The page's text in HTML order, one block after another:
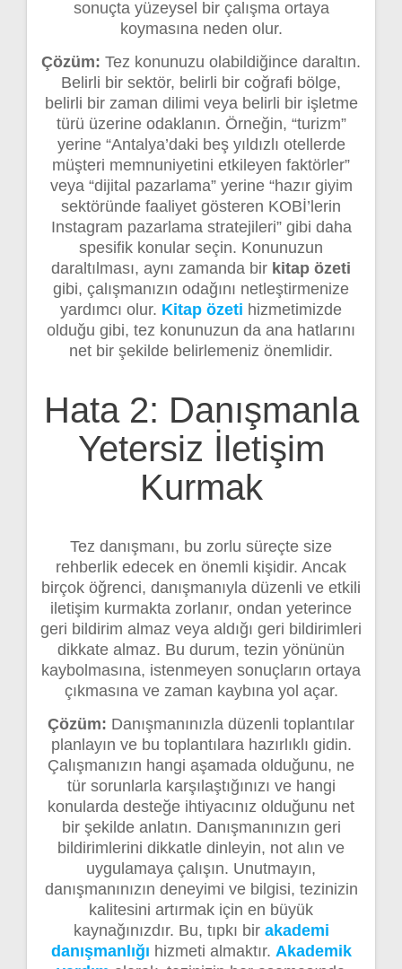
sonuçta yüzeysel bir çalışma ortaya
koymasına neden olur.
Çözüm: Tez konunuzu olabildiğince daraltın.
Belirli bir sektör, belirli bir coğrafi bölge,
belirli bir zaman dilimi veya belirli bir işletme
türü üzerine odaklanın. Örneğin, “turizm”
yerine “Antalya’daki beş yıldızlı otellerde
müşteri memnuniyetini etkileyen faktörler”
veya “dijital pazarlama” yerine “hazır giyim
sektöründe faaliyet gösteren KOBİ’lerin
Instagram pazarlama stratejileri” gibi daha
spesifik konular seçin. Konunuzun
daraltılması, aynı zamanda bir kitap özeti
gibi, çalışmanızın odağını netleştirmenize
yardımcı olur. Kitap özeti hizmetimizde
olduğu gibi, tez konunuzun da ana hatlarını
net bir şekilde belirlemeniz önemlidir.
Hata 2: Danışmanla
Yetersiz İletişim
Kurmak
Tez danışmanı, bu zorlu süreçte size
rehberlik edecek en önemli kişidir. Ancak
birçok öğrenci, danışmanıyla düzenli ve etkili
iletişim kurmakta zorlanır, ondan yeterince
geri bildirim almaz veya aldığı geri bildirimleri
dikkate almaz. Bu durum, tezin yönünün
kaybolmasına, istenmeyen sonuçların ortaya
çıkmasına ve zaman kaybına yol açar.
Çözüm: Danışmanınızla düzenli toplantılar
planlayın ve bu toplantılara hazırlıklı gidin.
Çalışmanızın hangi aşamada olduğunu, ne
tür sorunlarla karşılaştığınızı ve hangi
konularda desteğe ihtiyacınız olduğunu net
bir şekilde anlatın. Danışmanınızın geri
bildirimlerini dikkatle dinleyin, not alın ve
uygulamaya çalışın. Unutmayın,
danışmanınızın deneyimi ve bilgisi, tezinizin
kalitesini artırmak için en büyük
kaynağınızdır. Bu, tıpkı bir akademi
danışmanlığı hizmeti almaktır. Akademik